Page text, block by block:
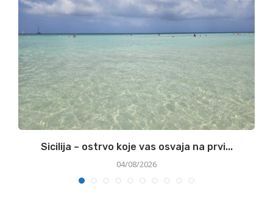
Sicilija – ostrvo koje vas osvaja na prvi...
04/08/2026